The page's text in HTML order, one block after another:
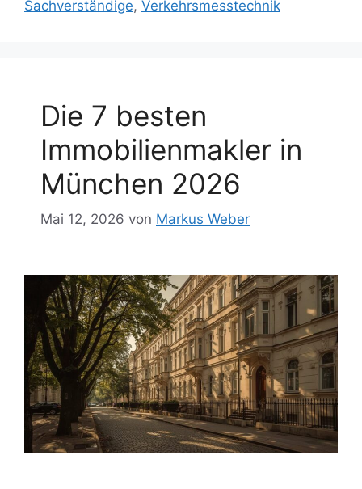
Sachverständige, Verkehrsmesstechnik
Die 7 besten
Immobilienmakler in
München 2026
Mai 12, 2026 von Markus Weber